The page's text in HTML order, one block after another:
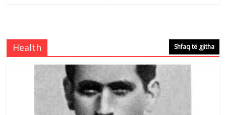
Çlirimtari Mentor Mushkolaj nderohet
me mirenjohje nga Xhevdet Qeriqi Dega
e invalidëve në Fushë Kosovë
August 4, 2026 Comments Off
Health Shfaq të gjitha